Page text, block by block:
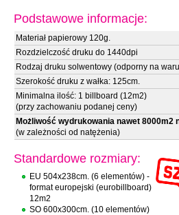
Podstawowe informacje:
Materiał papierowy 120g.
Rozdzielczość druku do 1440dpi
Rodzaj druku solwentowy (odporny na
Szerokość druku z wałka: 125cm.
Minimalna ilość: 1 billboard (12m2)
(przy zachowaniu podanej ceny)
Możliwość wydrukowania nawet 8000m2
(w zależności od natężenia)
Standardowe rozmiary:
EU 504x238cm. (6 elementów) -
format europejski (eurobillboard)
12m2
SO 600x300cm. (10 elementów)